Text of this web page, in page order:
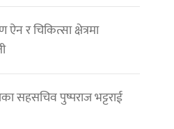
ऐन र चिकित्सा क्षेत्रमा
सहसचिव पुष्पराज भट्टराई